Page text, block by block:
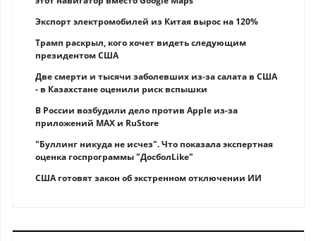
Экспорт электромобилей из Китая вырос на 120%
Трамп раскрыл, кого хочет видеть следующим
президентом США
Две смерти и тысячи заболевших из-за салата в США
- в Казахстане оценили риск вспышки
В России возбудили дело против Apple из-за
приложений MAX и RuStore
"Буллинг никуда не исчез". Что показала экспертная
оценка госпрограммы "ДосболLike"
США готовят закон об экстренном отключении ИИ